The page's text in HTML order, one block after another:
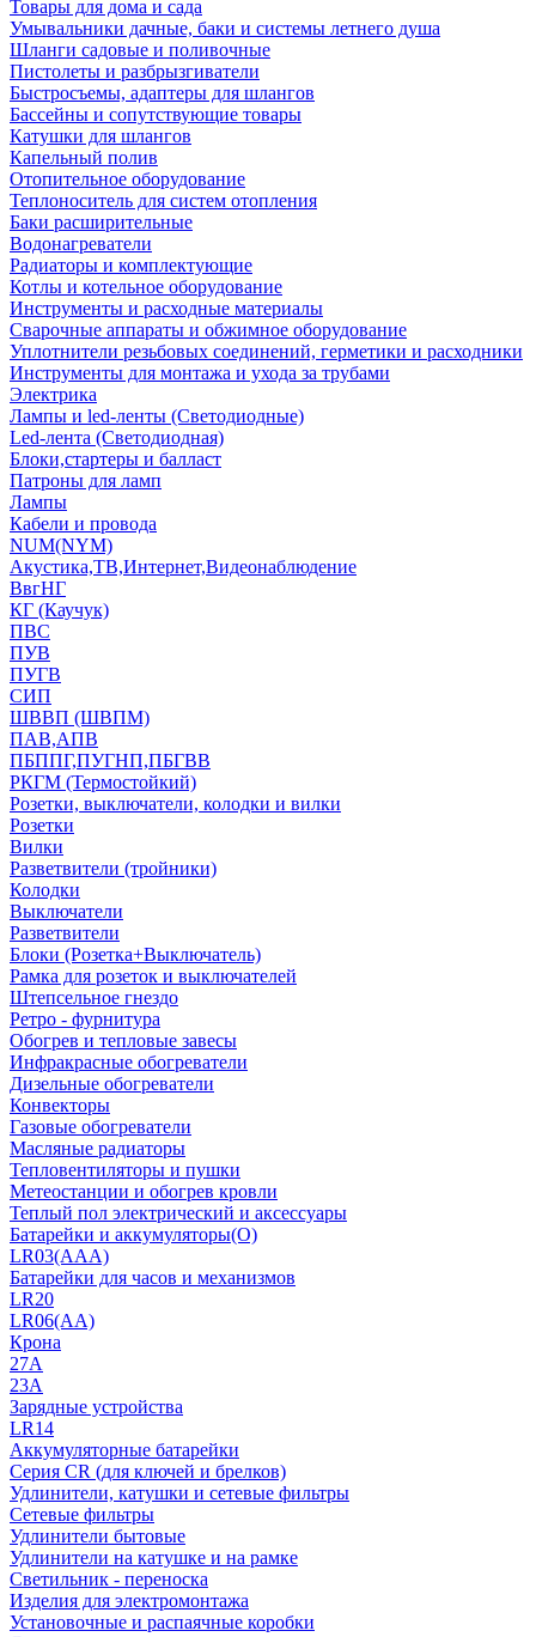
Товары для дома и сада
Умывальники дачные, баки и системы летнего душа
Шланги садовые и поливочные
Пистолеты и разбрызгиватели
Быстросъемы, адаптеры для шлангов
Бассейны и сопутствующие товары
Катушки для шлангов
Капельный полив
Отопительное оборудование
Теплоноситель для систем отопления
Баки расширительные
Водонагреватели
Радиаторы и комплектующие
Котлы и котельное оборудование
Инструменты и расходные материалы
Сварочные аппараты и обжимное оборудование
Уплотнители резьбовых соединений, герметики и расходники
Инструменты для монтажа и ухода за трубами
Электрика
Лампы и led-ленты (Светодиодные)
Led-лента (Светодиодная)
Блоки,стартеры и балласт
Патроны для ламп
Лампы
Кабели и провода
NUM(NYM)
Акустика,ТВ,Интернет,Видеонаблюдение
ВвгНГ
КГ (Каучук)
ПВС
ПУВ
ПУГВ
СИП
ШВВП (ШВПМ)
ПАВ,АПВ
ПБППГ,ПУГНП,ПБГВВ
РКГМ (Термостойкий)
Розетки, выключатели, колодки и вилки
Розетки
Вилки
Разветвители (тройники)
Колодки
Выключатели
Разветвители
Блоки (Розетка+Выключатель)
Рамка для розеток и выключателей
Штепсельное гнездо
Ретро - фурнитура
Обогрев и тепловые завесы
Инфракрасные обогреватели
Дизельные обогреватели
Конвекторы
Газовые обогреватели
Масляные радиаторы
Тепловентиляторы и пушки
Метеостанции и обогрев кровли
Теплый пол электрический и аксессуары
Батарейки и аккумуляторы(О)
LR03(AAA)
Батарейки для часов и механизмов
LR20
LR06(AA)
Крона
27A
23A
Зарядные устройства
LR14
Аккумуляторные батарейки
Серия CR (для ключей и брелков)
Удлинители, катушки и сетевые фильтры
Сетевые фильтры
Удлинители бытовые
Удлинители на катушке и на рамке
Светильник - переноска
Изделия для электромонтажа
Установочные и распаячные коробки